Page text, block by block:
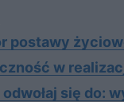
postawy
w
się do: